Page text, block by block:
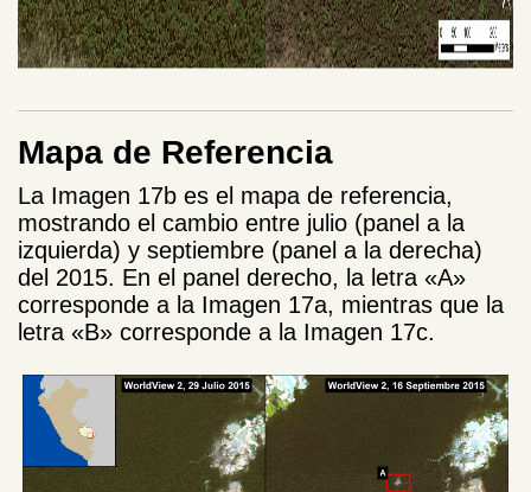
Mapa de Referencia
La Imagen 17b es el mapa de referencia,
mostrando el cambio entre julio (panel a la
izquierda) y septiembre (panel a la derecha)
del 2015. En el panel derecho, la letra «A»
corresponde a la Imagen 17a, mientras que la
letra «B» corresponde a la Imagen 17c.